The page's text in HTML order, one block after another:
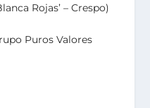
Rojas’ – Crespo)
Puros Valores